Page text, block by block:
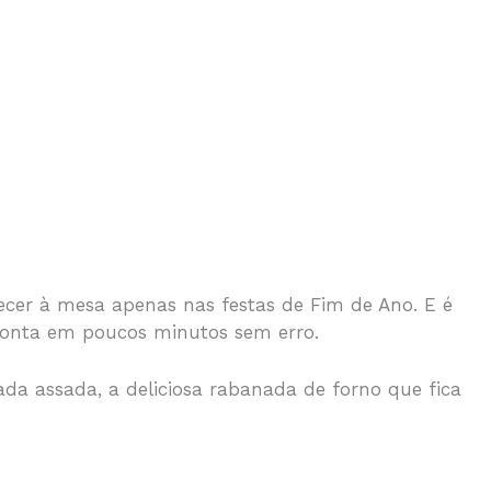
à mesa apenas nas festas de Fim de Ano. E é
em poucos minutos sem erro.
assada, a deliciosa rabanada de forno que fica